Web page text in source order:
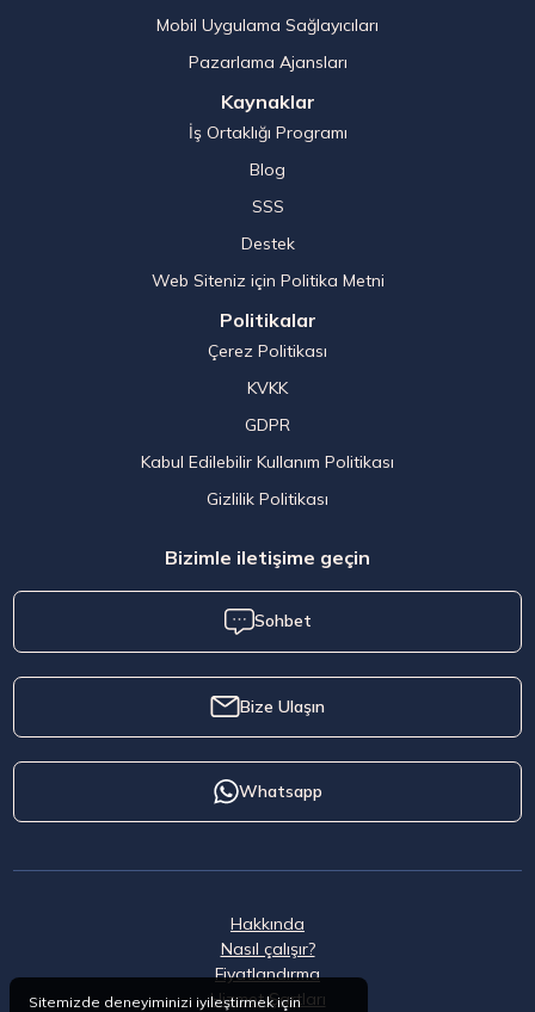
Mobil Uygulama Sağlayıcıları
Pazarlama Ajansları
Kaynaklar
İş Ortaklığı Programı
Blog
SSS
Destek
Web Siteniz için Politika Metni
Politikalar
Çerez Politikası
KVKK
GDPR
Kabul Edilebilir Kullanım Politikası
Gizlilik Politikası
Bizimle iletişime geçin
Sohbet
Bize Ulaşın
Whatsapp
Hakkında
Nasıl çalışır?
Fiyatlandırma
Hizmet Şartları
Sitemizde deneyiminizi iyileştirmek için